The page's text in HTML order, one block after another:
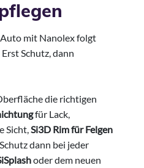
mit Nanolex folgt
Schutz, dann
die richtigen
für Lack,
Sicht,Si3D Rim für Felgen
dann bei jeder
oder dem neuen